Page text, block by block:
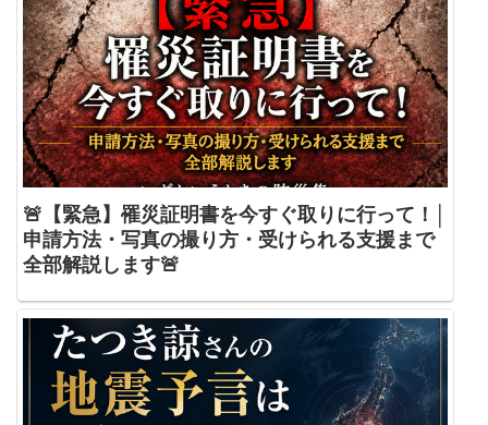
🚨【緊急】罹災証明書を今すぐ取りに行って！│
申請方法・写真の撮り方・受けられる支援まで
全部解説します🚨